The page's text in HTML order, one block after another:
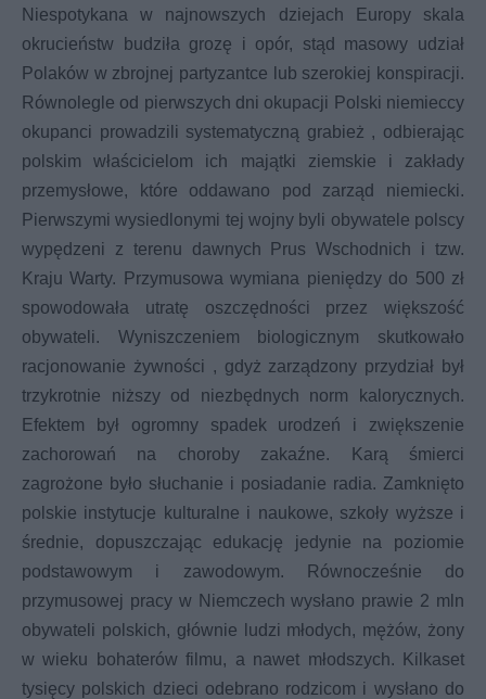
Niespotykana w najnowszych dziejach Europy skala
okrucieństw budziła grozę i opór, stąd masowy udział
Polaków w zbrojnej partyzantce lub szerokiej konspiracji.
Równolegle od pierwszych dni okupacji Polski niemieccy
okupanci prowadzili systematyczną grabież , odbierając
polskim właścicielom ich majątki ziemskie i zakłady
przemysłowe, które oddawano pod zarząd niemiecki.
Pierwszymi wysiedlonymi tej wojny byli obywatele polscy
wypędzeni z terenu dawnych Prus Wschodnich i tzw.
Kraju Warty. Przymusowa wymiana pieniędzy do 500 zł
spowodowała utratę oszczędności przez większość
obywateli. Wyniszczeniem biologicznym skutkowało
racjonowanie żywności , gdyż zarządzony przydział był
trzykrotnie niższy od niezbędnych norm kalorycznych.
Efektem był ogromny spadek urodzeń i zwiększenie
zachorowań na choroby zakaźne. Karą śmierci
zagrożone było słuchanie i posiadanie radia. Zamknięto
polskie instytucje kulturalne i naukowe, szkoły wyższe i
średnie, dopuszczając edukację jedynie na poziomie
podstawowym i zawodowym. Równocześnie do
przymusowej pracy w Niemczech wysłano prawie 2 mln
obywateli polskich, głównie ludzi młodych, mężów, żony
w wieku bohaterów filmu, a nawet młodszych. Kilkaset
tysięcy polskich dzieci odebrano rodzicom i wysłano do